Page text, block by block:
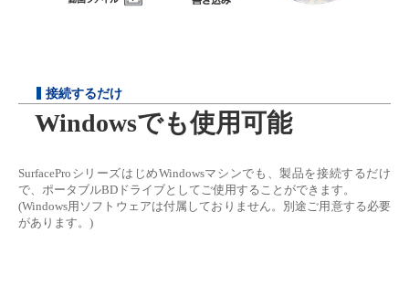
接続するだけ
Windowsでも使用可能
SurfaceProシリーズはじめWindowsマシンでも、製品を接続するだけ
で、ポータブルBDドライブとしてご使用することができます。
(Windows用ソフトウェアは付属しておりません。別途ご用意する必要
があります。)